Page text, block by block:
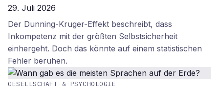
29. Juli 2026
Der Dunning-Kruger-Effekt beschreibt, dass
Inkompetenz mit der größten Selbstsicherheit
einhergeht. Doch das könnte auf einem statistischen
Fehler beruhen.
GESELLSCHAFT & PSYCHOLOGIE